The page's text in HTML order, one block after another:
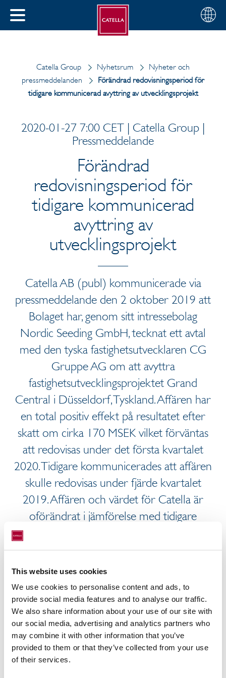
This website uses cookies
We use cookies to personalise content and ads, to
provide social media features and to analyse our traffic.
We also share information about your use of our site with
our social media, advertising and analytics partners who
may combine it with other information that you’ve
provided to them or that they’ve collected from your use
of their services.
STÄNG
Välj
din
Svenska
Catella Group Nyhetsrum
Nyheter och
pressmeddelanden
Förändrad redovisningsperiod för
tidigare kommunicerad avyttring av utvecklingsprojekt
2020-01-27 7:00 CET | Catella Group |
Pressmeddelande
Förändrad
redovisningsperiod för
tidigare kommunicerad
avyttring av
utvecklingsprojekt
Catella AB (publ) kommunicerade via
pressmeddelande den 2 oktober 2019 att
Bolaget har, genom sitt intressebolag
Nordic Seeding GmbH, tecknat ett avtal
med den tyska fastighetsutvecklaren CG
Gruppe AG om att avyttra
fastighetsutvecklingsprojektet Grand
Central i Düsseldorf, Tyskland. Affären har
en total positiv effekt på resultatet efter
skatt om cirka 170 MSEK vilket förväntas
att redovisas under det första kvartalet
2020. Tidigare kommunicerades att affären
skulle redovisas under fjärde kvartalet
2019. Affären och värdet för Catella är
oförändrat i jämförelse med tidigare
redovisningsperioden är att aktierna i
projektet ej överförts till köparen per sista
december 2019 vilket medför, i enlighet med
IFRS, att transaktionen ej kan redovisas under
fjärde kvartalet 2019.
För ytterligare information, vänligen
kontakta: